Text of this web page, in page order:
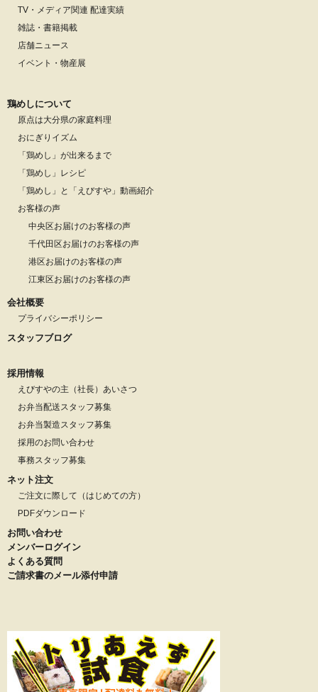
TV・メディア関連 配達実績
雑誌・書籍掲載
店舗ニュース
イベント・物産展
鶏めしについて
原点は大分県の家庭料理
おにぎりイズム
「鶏めし」が出来るまで
「鶏めし」レシピ
「鶏めし」と「えびすや」動画紹介
お客様の声
中央区お届けのお客様の声
千代田区お届けのお客様の声
港区お届けのお客様の声
江東区お届けのお客様の声
会社概要
プライバシーポリシー
スタッフブログ
採用情報
えびすやの主（社長）あいさつ
お弁当配送スタッフ募集
お弁当製造スタッフ募集
採用のお問い合わせ
事務スタッフ募集
ネット注文
ご注文に際して（はじめての方）
PDFダウンロード
お問い合わせ
メンバーログイン
よくある質問
ご請求書のメール添付申請